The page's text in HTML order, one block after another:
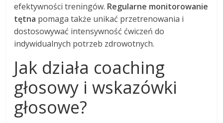
efektywności treningów. Regularne monitorowanie
tętna pomaga także unikać przetrenowania i
dostosowywać intensywność ćwiczeń do
indywidualnych potrzeb zdrowotnych.
Jak działa coaching
głosowy i wskazówki
głosowe?